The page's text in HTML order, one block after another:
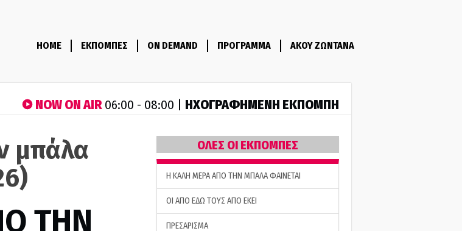
HOME ΕΚΠΟΜΠΕΣ ON DEMAND ΠΡΟΓΡΑΜΜΑ ΑΚΟΥ ΖΩΝΤΑΝΑ
NOW ON AIR06:00 - 08:00 | ΗΧΟΓΡΑΦΗΜΕΝΗ ΕΚΠΟΜΠΗ
μπάλα
ΤΗΝ
ΟΛΕΣ ΟΙ ΕΚΠΟΜΠΕΣ
H ΚΑΛΗ ΜΕΡΑ ΑΠΟ ΤΗΝ ΜΠΑΛΑ ΦΑΙΝΕΤΑΙ
ΟΙ ΑΠΟ ΕΔΩ ΤΟΥΣ ΑΠΟ ΕΚΕΙ
ΠΡΕΣΑΡΙΣΜΑ